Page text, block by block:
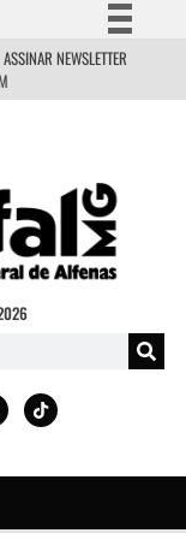
BR
à informação
Canais
ASSINAR NEWSLETTER